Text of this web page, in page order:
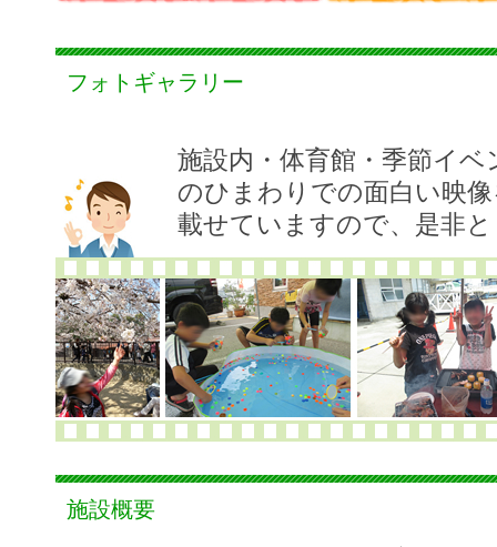
フォトギャラリー
施設内・体育館・季節イ
のひまわりでの面白い映
載せていますので、是非
施設概要